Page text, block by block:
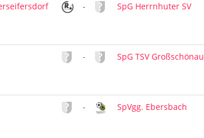
- SpG Herrnhuter SV
- SpG TSV Großschönau
- SpVgg. Ebersbach